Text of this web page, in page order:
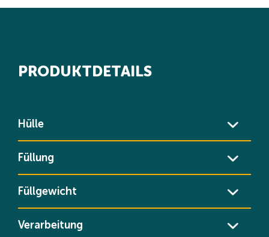
PRODUKTDETAILS
Hülle
Füllung
Füllgewicht
Verarbeitung